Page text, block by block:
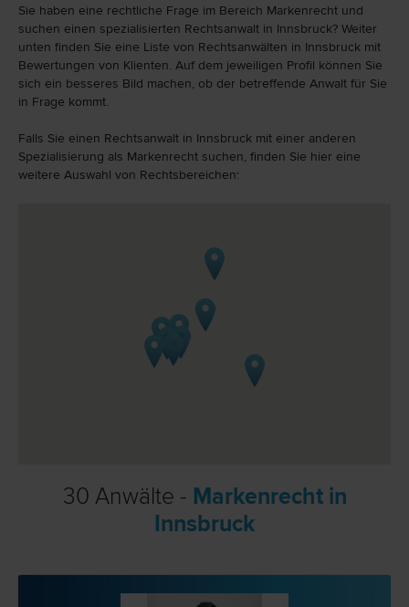
Sie haben eine rechtliche Frage im Bereich Markenrecht und
suchen einen spezialisierten Rechtsanwalt in Innsbruck? Weiter
unten finden Sie eine Liste von Rechtsanwälten in Innsbruck mit
Bewertungen von Klienten. Auf dem jeweiligen Profil können Sie
sich ein besseres Bild machen, ob der betreffende Anwalt für Sie
in Frage kommt.
Falls Sie einen Rechtsanwalt in Innsbruck mit einer anderen
Spezialisierung als Markenrecht suchen, finden Sie hier eine
weitere Auswahl von Rechtsbereichen:
30 Anwälte - Markenrecht in
Innsbruck